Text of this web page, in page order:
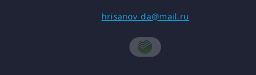
hrisanov_da@mail.ru